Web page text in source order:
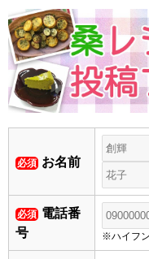
必須 お名前
必須 電話番
号
※ハイフ